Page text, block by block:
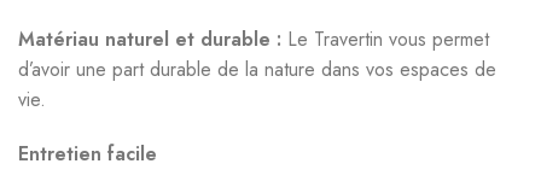
Matériau naturel et durable : Le Travertin vous permet
d’avoir une part durable de la nature dans vos espaces de
vie.
Entretien facile